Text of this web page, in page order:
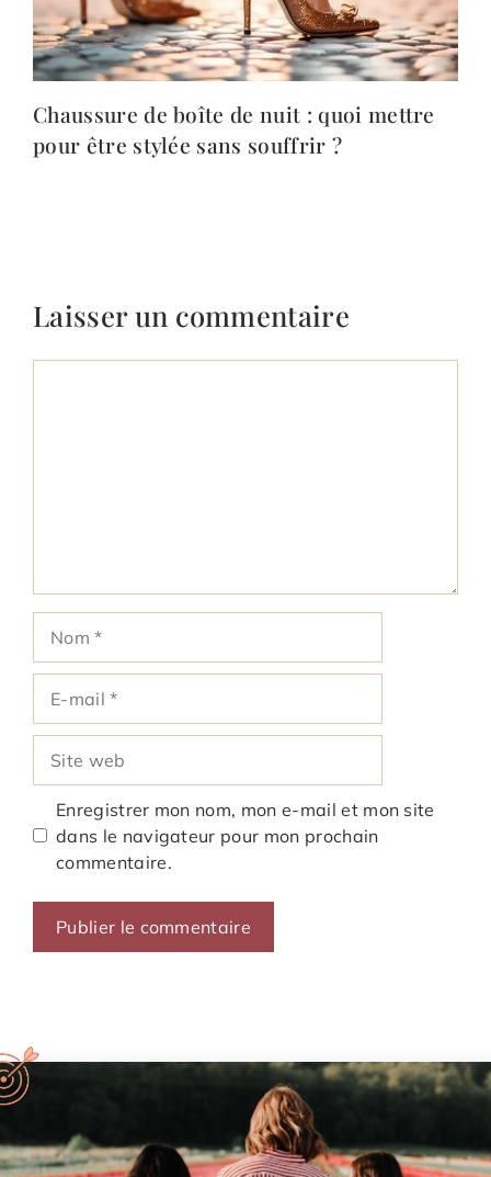
Chaussure de boîte de nuit : quoi mettre
pour être stylée sans souffrir ?
Laisser un commentaire
mail
web
Enregistrer mon nom, mon e-mail et mon site
dans le navigateur pour mon prochain
commentaire.